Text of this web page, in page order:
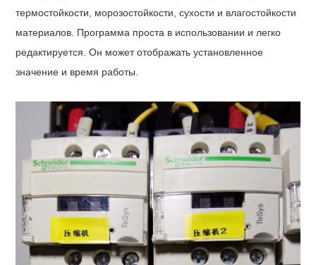
термостойкости, морозостойкости, сухости и влагостойкости
материалов. Программа проста в использовании и легко
редактируется. Он может отображать установленное
значение и время работы.